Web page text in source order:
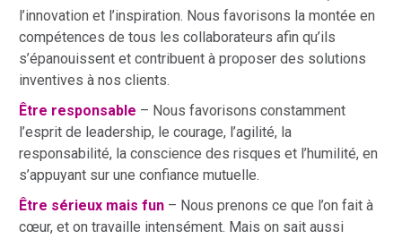
l’innovation et l’inspiration. Nous favorisons la montée en
compétences de tous les collaborateurs afin qu’ils
s’épanouissent et contribuent à proposer des solutions
inventives à nos clients.
Être responsable – Nous favorisons constamment
l’esprit de leadership, le courage, l’agilité, la
responsabilité, la conscience des risques et l’humilité, en
s’appuyant sur une confiance mutuelle.
Être sérieux mais fun – Nous prenons ce que l’on fait à
cœur, et on travaille intensément. Mais on sait aussi